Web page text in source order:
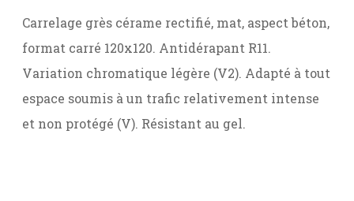
Carrelage grès cérame rectifié, mat, aspect béton,
format carré 120x120. Antidérapant R11.
Variation chromatique légère (V2). Adapté à tout
espace soumis à un trafic relativement intense
et non protégé (V). Résistant au gel.